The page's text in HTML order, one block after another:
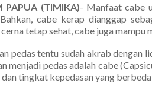
PAPUA (TIMIKA)- Manfaat cabe
cabe kerap dianggap
tetap sehat, cabe juga mampu
pedas tentu sudah akrab dengan
menjadi pedas adalah cabe
dan tingkat kepedasan yang